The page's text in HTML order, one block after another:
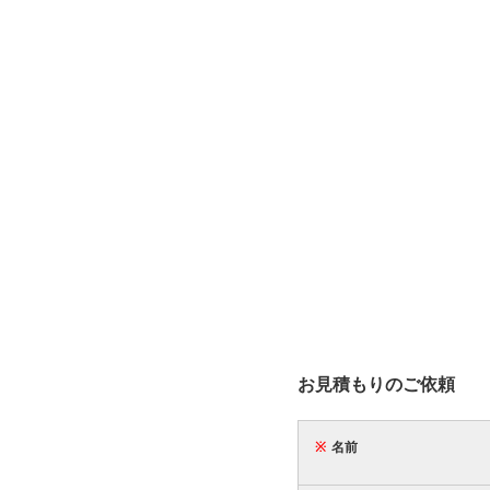
お見積もりのご依頼
※ 名前